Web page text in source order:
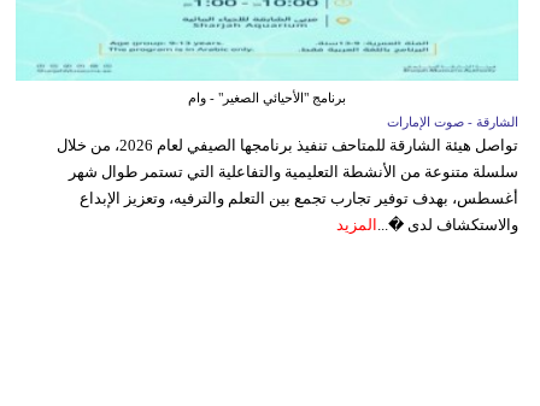
برنامج "الأحيائي الصغير" - وام
الشارقة - صوت الإمارات
تواصل هيئة الشارقة للمتاحف تنفيذ برنامجها الصيفي لعام 2026، من خلال
سلسلة متنوعة من الأنشطة التعليمية والتفاعلية التي تستمر طوال شهر
أغسطس، بهدف توفير تجارب تجمع بين التعلم والترفيه، وتعزيز الإبداع
والاستكشاف لدى �... المزيد